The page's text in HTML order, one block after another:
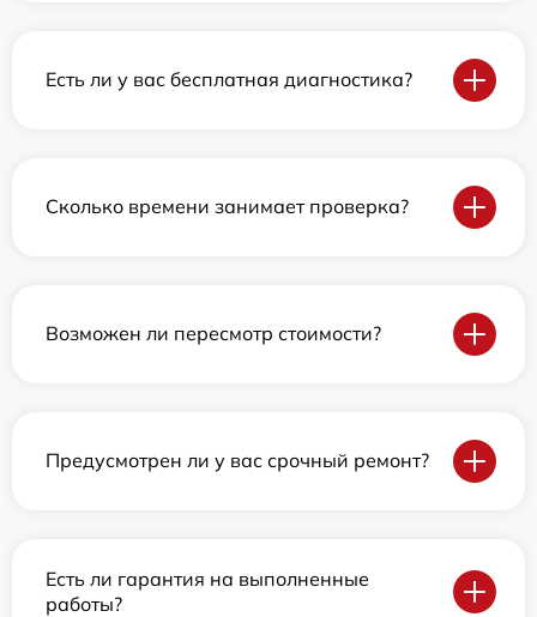
Есть ли у вас бесплатная диагностика?
Сколько времени занимает проверка?
Возможен ли пересмотр стоимости?
Предусмотрен ли у вас срочный ремонт?
Есть ли гарантия на выполненные
работы?